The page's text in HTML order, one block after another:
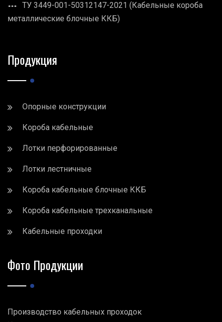
ТУ 3449-001-50312147-2021 (Кабельные короба
металлические блочные ККБ)
Продукция
Опорные конструкции
Короба кабельные
Лотки перфорированные
Лотки лестничные
Короба кабельные блочные ККБ
Короба кабельные трехканальные
Кабельные проходки
Фото Продукции
Производство кабельных проходок